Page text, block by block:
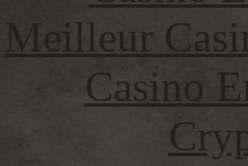
Meilleur
Casino